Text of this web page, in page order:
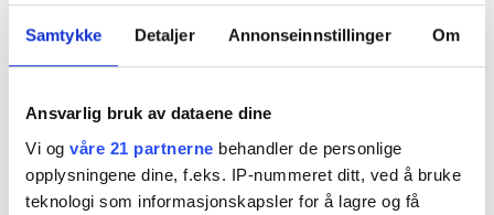
Samtykke Detaljer Annonseinnstillinger Om
Ansvarlig bruk av dataene dine
Vi og våre 21 partnerne behandler de personlige
opplysningene dine, f.eks. IP-nummeret ditt, ved å bruke
teknologi som informasjonskapsler for å lagre og få
«En internasjonal boikottbevegelse lignende den
som hjalp oss i vår frigjøring er nødvendig for en
sørafrikanske LO-ledere har kommet med om
Israel-boikott.
Kilder: